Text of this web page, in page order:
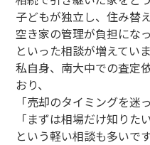
子どもが独立し、住み替
空き家の管理が負担にな
といった相談が増えていま
私自身、南大中での査定
おり、
「売却のタイミングを迷
「まずは相場だけ知りたい
という軽い相談も多いです